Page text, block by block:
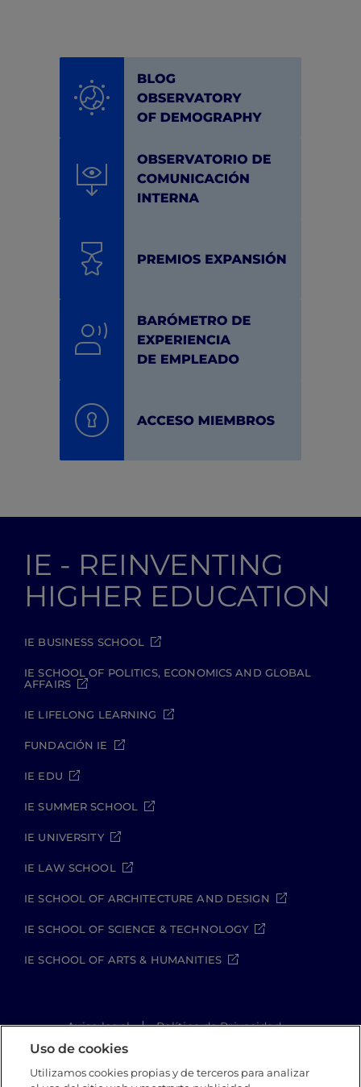
IE - REINVENTING
HIGHER EDUCATION
IE BUSINESS SCHOOL
IE SCHOOL OF POLITICS, ECONOMICS AND GLOBAL
AFFAIRS
IE LIFELONG LEARNING
FUNDACIÓN IE
IE EDU
IE SUMMER SCHOOL
IE UNIVERSITY
IE LAW SCHOOL
IE SCHOOL OF ARCHITECTURE AND DESIGN
IE SCHOOL OF SCIENCE & TECHNOLOGY
IE SCHOOL OF ARTS & HUMANITIES
Aviso legal
Política de Privacidad
Política de Cookies
Student Academic Standards
Uso de cookies
Utilizamos cookies propias y de terceros para analizar